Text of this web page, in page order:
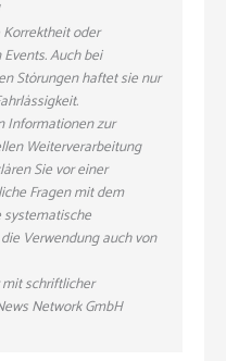
oder
Auch bei
Störungen haftet sie nur
Informationen zur
Weiterverarbeitung
Sie vor einer
Fragen mit dem
systematische
Verwendung auch von
schriftlicher
Network GmbH